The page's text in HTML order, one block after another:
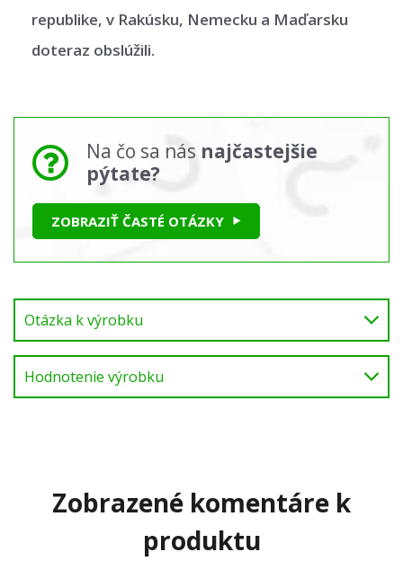
republike, v Rakúsku, Nemecku a Maďarsku
doteraz obslúžili.
Na čo sa nás najčastejšie
pýtate?
ZOBRAZIŤ ČASTÉ OTÁZKY
Otázka k výrobku
Hodnotenie výrobku
Zobrazené komentáre k
produktu